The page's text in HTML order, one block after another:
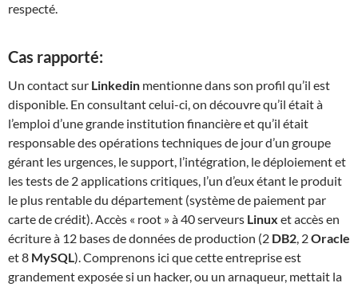
respecté.
Cas rapporté:
Un contact sur Linkedin mentionne dans son profil qu’il est
disponible. En consultant celui-ci, on découvre qu’il était à
l’emploi d’une grande institution financière et qu’il était
responsable des opérations techniques de jour d’un groupe
gérant les urgences, le support, l’intégration, le déploiement et
les tests de 2 applications critiques, l’un d’eux étant le produit
le plus rentable du département (système de paiement par
carte de crédit). Accès « root » à 40 serveurs Linux et accès en
écriture à 12 bases de données de production (2 DB2, 2Oracle
et 8 MySQL). Comprenons ici que cette entreprise est
grandement exposée si un hacker, ou un arnaqueur, mettait la